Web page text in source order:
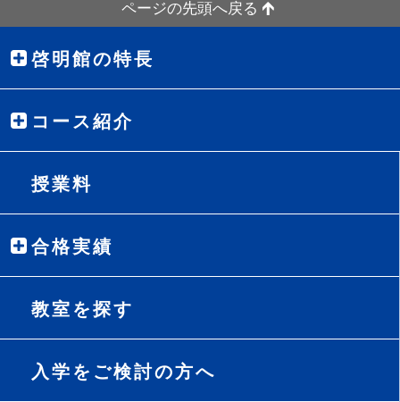
ページの先頭へ戻る
啓明館の特長
コース紹介
授業料
合格実績
教室を探す
入学をご検討の方へ